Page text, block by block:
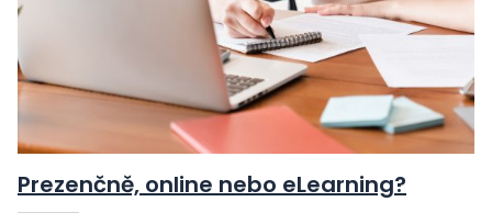
Prezenčně, online nebo eLearning?